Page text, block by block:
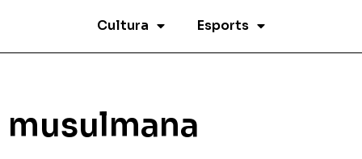
Cultura Esports
musulmana